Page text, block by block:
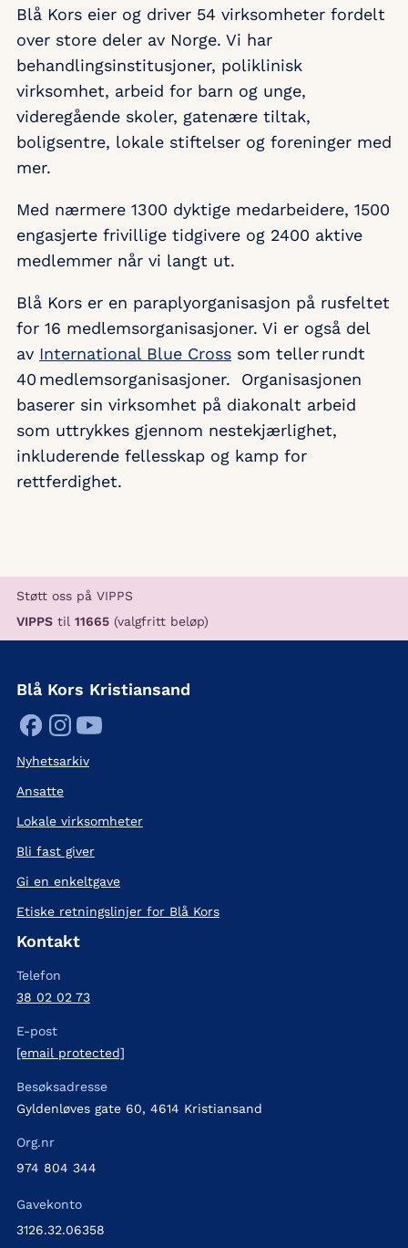
Blå Kors eier og driver 54 virksomheter fordelt
over store deler av Norge. Vi har
behandlingsinstitusjoner, poliklinisk
virksomhet, arbeid for barn og unge,
videregående skoler, gatenære tiltak,
boligsentre, lokale stiftelser og foreninger med
mer.
Med nærmere 1300 dyktige medarbeidere, 1500
engasjerte frivillige tidgivere og 2400 aktive
medlemmer når vi langt ut.
Blå Kors er en paraplyorganisasjon på rusfeltet
for 16 medlemsorganisasjoner. Vi er også del
av International Blue Cross som teller rundt
40 medlemsorganisasjoner. Organisasjonen
baserer sin virksomhet på diakonalt arbeid
som uttrykkes gjennom nestekjærlighet,
inkluderende fellesskap og kamp for
rettferdighet.
Støtt oss på VIPPS
VIPPS til 11665 (valgfritt beløp)
Blå Kors Kristiansand
Nyhetsarkiv
Ansatte
Lokale virksomheter
Bli fast giver
Gi en enkeltgave
Etiske retningslinjer for Blå Kors
Kontakt
Telefon
38 02 02 73
E-post
[email protected]
Besøksadresse
Gyldenløves gate 60, 4614 Kristiansand
Org.nr
974 804 344
Gavekonto
3126.32.06358